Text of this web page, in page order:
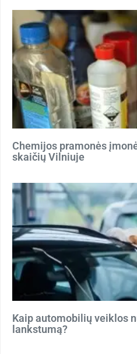
Chemijos pramonės
skaičių Vilniuje
Kaip automobilių veiklos
lankstumą?